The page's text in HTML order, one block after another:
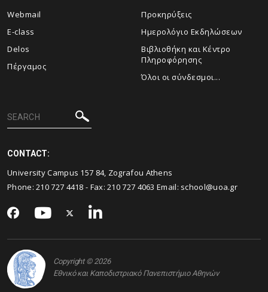
Webmail
E-class
Delos
Πέργαμος
Προκηρύξεις
Ημερολόγιο Εκδηλώσεων
Βιβλιοθήκη και Κέντρο
Πληροφόρησης
Όλοι οι σύνδεσμοι...
CONTACT:
University Campus 157 84, Zografou Athens
Phone:210 727 4418 - Fax:210 727 4063 Email: school@uoa.gr
Copyright © 2026
Εθνικό και Καποδιστριακό Πανεπιστήμιο Αθηνών